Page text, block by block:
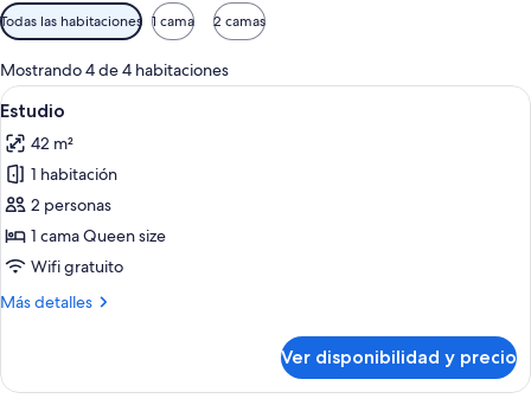
Filtros
disponibles
para
las
habitaciones
Todas las habitaciones 1 cama 2 camas
Mostrando 4 de 4 habitaciones
Ver
todas
las
fotos
de
Estudio
Un dormitorio moderno con cama,
5
Estudio
42 m²
1 habitación
2 personas
1 cama Queen size
Wifi gratuito
Más detalles
Más
Ver disponibilidad y precio